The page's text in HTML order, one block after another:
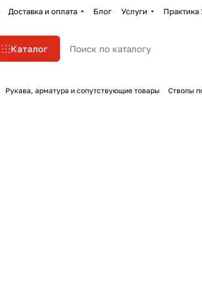
Доставка и оплата Блог Услуги Практика
Каталог
Рукава, арматура и сопутствующие товары Стволы